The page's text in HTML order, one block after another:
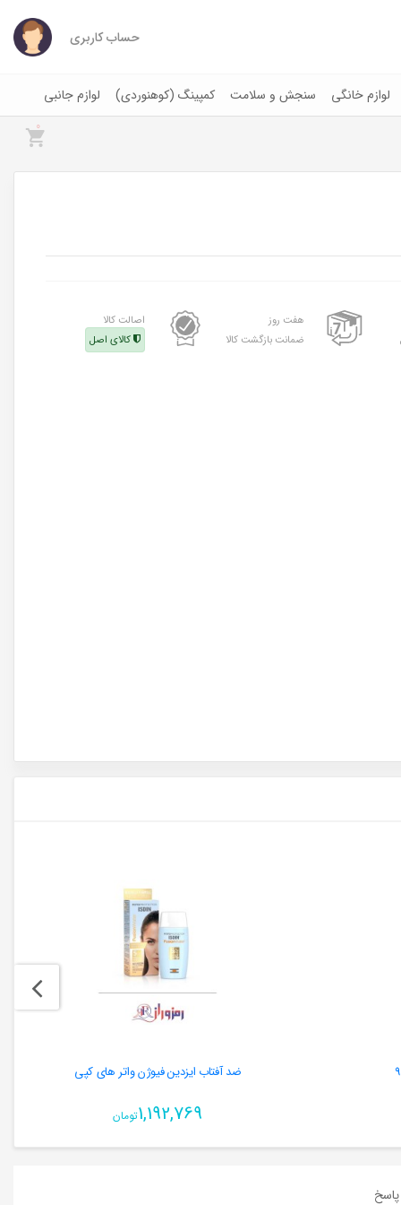
حساب کاربری
لوازم خانگی سنجش و سلامت کمپینگ (کوهنوردی) لوازم جانبی
0
هفت روز
ضمانت بازگشت کالا
اصالت کالا
کالای اصل
ضد آفتاب ایزدین فیوژن واتر های کپی
1,192,769تومان